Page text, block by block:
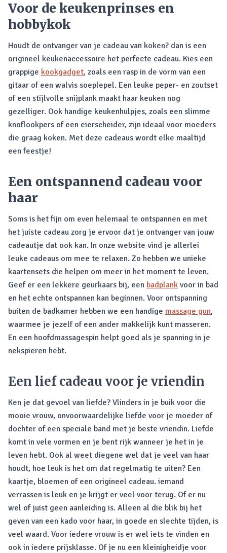
Voor de keukenprinses en
hobbykok
Houdt de ontvanger van je cadeau van koken? dan is een
origineel keukenaccessoire het perfecte cadeau. Kies een
grappige kookgadget, zoals een rasp in de vorm van een
gitaar of een walvis soeplepel. Een leuke peper- en zoutset
of een stijlvolle snijplank maakt haar keuken nog
gezelliger. Ook handige keukenhulpjes, zoals een slimme
knoflookpers of een eierscheider, zijn ideaal voor moeders
die graag koken. Met deze cadeaus wordt elke maaltijd
een feestje!
Een ontspannend cadeau voor
haar
Soms is het fijn om even helemaal te ontspannen en met
het juiste cadeau zorg je ervoor dat je ontvanger van jouw
cadeautje dat ook kan. In onze website vind je allerlei
leuke cadeaus om mee te relaxen. Zo hebben we unieke
kaartensets die helpen om meer in het moment te leven.
Geef er een lekkere geurkaars bij, een badplank voor in bad
en het echte ontspannen kan beginnen. Voor ontspanning
buiten de badkamer hebben we een handige massage gun,
waarmee je jezelf of een ander makkelijk kunt masseren.
En een hoofdmassagespin helpt goed als je spanning in je
nekspieren hebt.
Een lief cadeau voor je vriendin
Ken je dat gevoel van liefde? Vlinders in je buik voor die
mooie vrouw, onvoorwaardelijke liefde voor je moeder of
dochter of een speciale band met je beste vriendin. Liefde
komt in vele vormen en je bent rijk wanneer je het in je
leven hebt. Ook al weet diegene wel dat je veel van haar
houdt, hoe leuk is het om dat regelmatig te uiten? Een
kaartje, bloemen of een origineel cadeau. iemand
verrassen is leuk en je krijgt er veel voor terug. Of er nu
wel of juist geen aanleiding is. Alleen al die blik bij het
geven van een kado voor haar, in goede en slechte tijden, is
veel waard. Voor iedere vrouw is er wel iets te vinden en
ook in iedere prijsklasse. Of je nu een kleinigheidje voor